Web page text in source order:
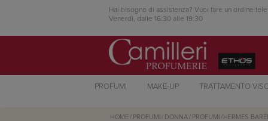
Hai bisogno di assistenza? Vuoi fare un ordine
Venerdì, dalle 16:30 alle 19:30
PROFUMI MAKE-UP TRATTAMENTO
HOME / PROFUMI / DONNA / PROFUMI / HERMES